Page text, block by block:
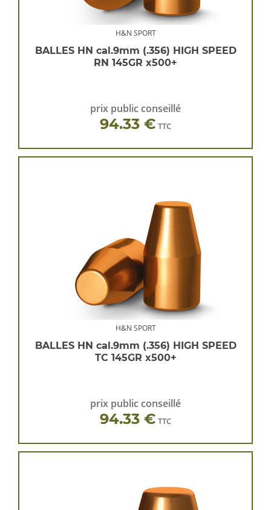
H&N SPORT
BALLES HN cal.9mm (.356) HIGH SPEED
RN 145GR x500+
prix public conseillé
94.33 € TTC
H&N SPORT
BALLES HN cal.9mm (.356) HIGH SPEED
TC 145GR x500+
prix public conseillé
94.33 € TTC